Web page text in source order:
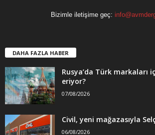
Bizimle iletişime geç:
DAHA FAZLA HABER
Rusya’da Türk markaları
eriyor?
07/08/2026
Civil, yeni mağazasıyla
06/08/2026